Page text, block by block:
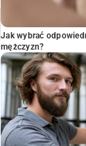
Jak wybrać
mężczyzn?